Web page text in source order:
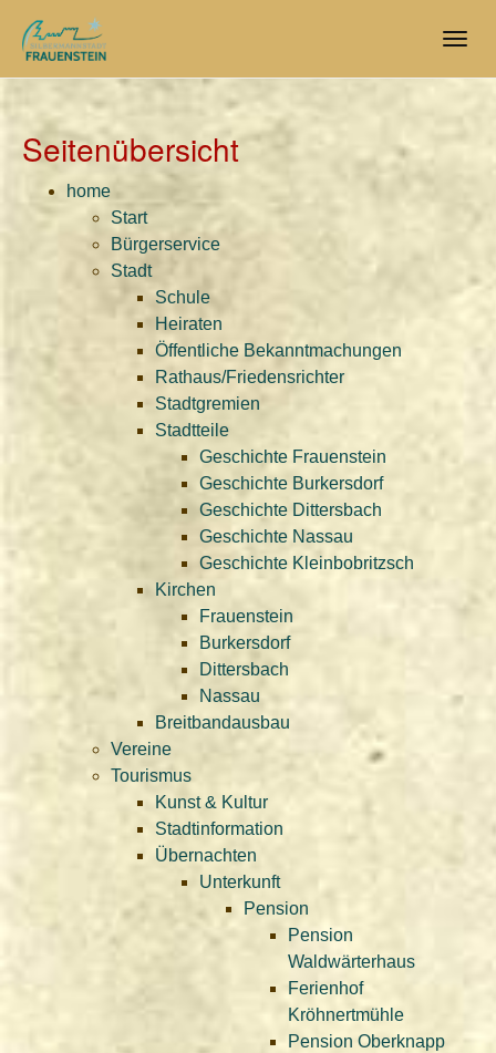
main
content
Seitenübersicht
home
Start
Bürgerservice
Stadt
Schule
Heiraten
Öffentliche Bekanntmachungen
Rathaus/Friedensrichter
Stadtgremien
Stadtteile
Geschichte Frauenstein
Geschichte Burkersdorf
Geschichte Dittersbach
Geschichte Nassau
Geschichte Kleinbobritzsch
Kirchen
Frauenstein
Burkersdorf
Dittersbach
Nassau
Breitbandausbau
Vereine
Tourismus
Kunst & Kultur
Stadtinformation
Übernachten
Unterkunft
Pension
Pension
Waldwärterhaus
Ferienhof
Kröhnertmühle
Pension Oberknapp